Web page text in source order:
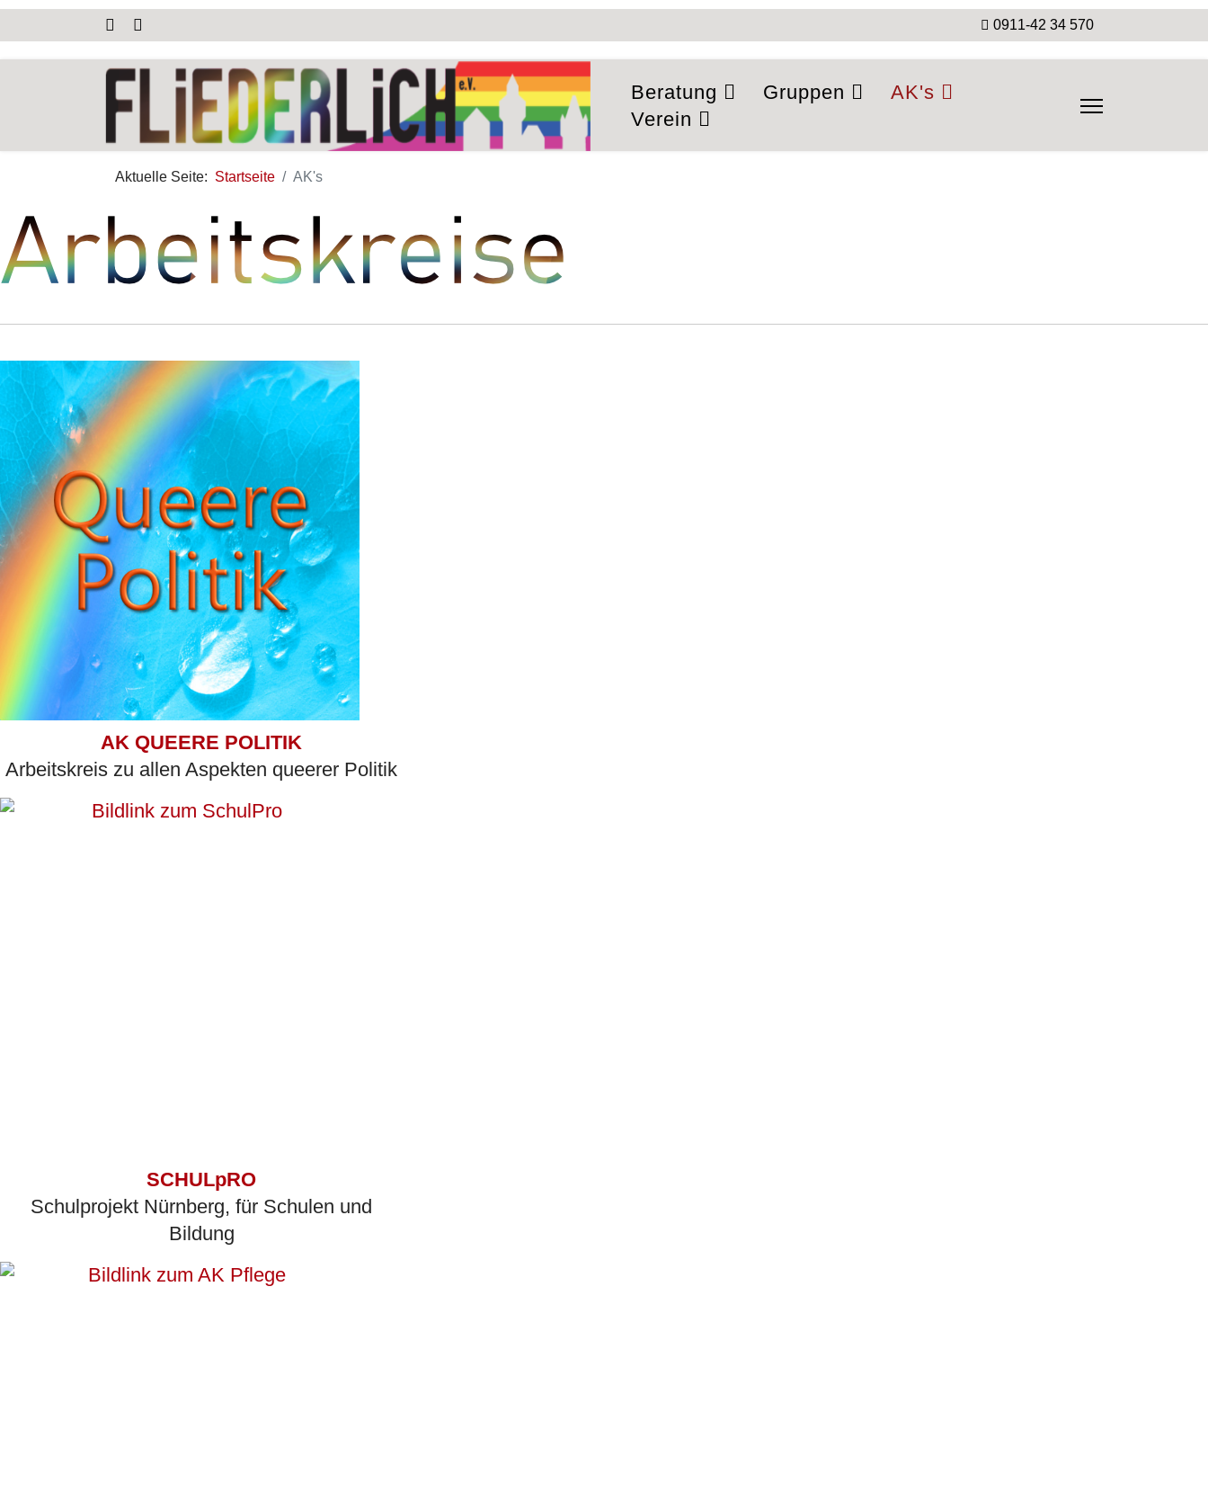
0911-42 34 570
Beratung Gruppen
AK's
Verein
Aktuelle Seite: Startseite AK's
AK QUEERE POLITIK
Arbeitskreis zu allen Aspekten queerer Politik
SCHULpRO
Schulprojekt Nürnberg, für Schulen und
Bildung